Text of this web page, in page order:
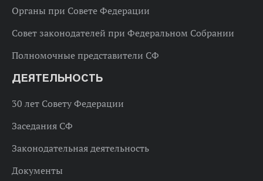
Органы при Совете Федерации
Совет законодателей при Федеральном Собрании
Полномочные представители СФ
ДЕЯТЕЛЬНОСТЬ
30 лет Совету Федерации
Заседания СФ
Законодательная деятельность
Документы